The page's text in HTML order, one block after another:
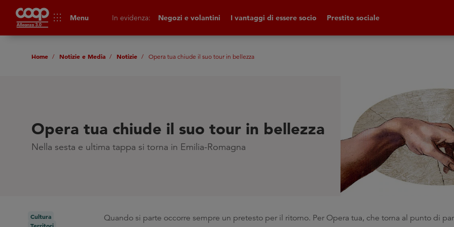
apps Menu In evidenza: Negozi e volantini I vantaggi di essere socio Prestito sociale
Home Notizie e Media Notizie Opera tua chiude il suo tour in bellezza
Opera tua chiude il suo tour in bellezza
Nella sesta e ultima tappa si torna in Emilia-Romagna
Cultura
Quando si parte occorre sempre un pretesto per il ritorno. Per Opera tua, che torna al punto di